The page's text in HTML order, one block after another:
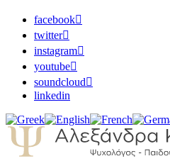
facebook
twitter
instagram
youtube
soundcloud
linkedin